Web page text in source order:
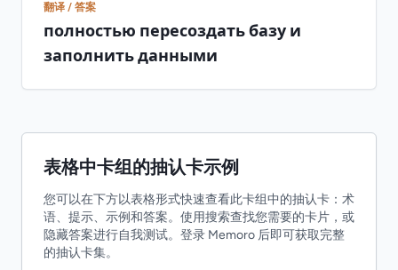
翻译 / 答案
полностью пересоздать базу и
заполнить данными
表格中卡组的抽认卡示例
您可以在下方以表格形式快速查看此卡组中的抽认卡：术
语、提示、示例和答案。使用搜索查找您需要的卡片，或
隐藏答案进行自我测试。登录 Memoro 后即可获取完整
的抽认卡集。